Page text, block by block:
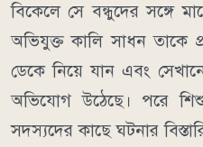
বিকেলে সে বন্ধুদের সঙ্গে
অভিযুক্ত কালি সাধন তাকে
ডেকে নিয়ে যান এবং
অভিযোগ উঠেছে। পরে
সদস্যদের কাছে ঘটনার